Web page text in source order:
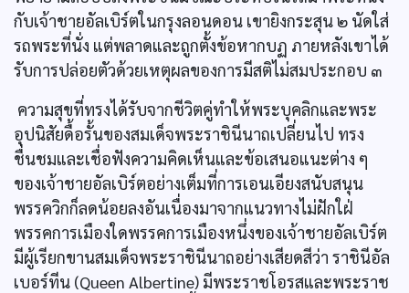
กับเจ้าชายอัลเบิร์ตในกรุงลอนดอน เขายิงกระสุน ๒ นัดใส่
รถพระที่นั่ง แต่พลาดและถูกตั้งข้อหากบฏ ภายหลังเขาได้
รับการปล่อยตัวด้วยเหตุผลของการมีสติไม่สมประกอบ ๓
ความสุขที่ทรงได้รับจากชีวิตคู่ทำให้พระบุคลิกและพระ
อุปนิสัยดื้อรั้นของสมเด็จพระราชินีนาถเปลี่ยนไป ทรง
ชื่นชมและเชื่อฟังความคิดเห็นและข้อเสนอแนะต่าง ๆ
ของเจ้าชายอัลเบิร์ตอย่างเต็มที่การเอนเอียงสนับสนุน
พรรควิกก็ลดน้อยลงอันเนื่องมาจากแนวทางไม่ฝักใฝ่
พรรคการเมืองใดพรรคการเมืองหนึ่งของเจ้าชายอัลเบิร์ต
มีผู้เรียกขานสมเด็จพระราชินีนาถอย่างเสียดสีว่า ราชินีอัล
เบอร์ทีน (Queen Albertine) มีพระราชโอรสและพระราช